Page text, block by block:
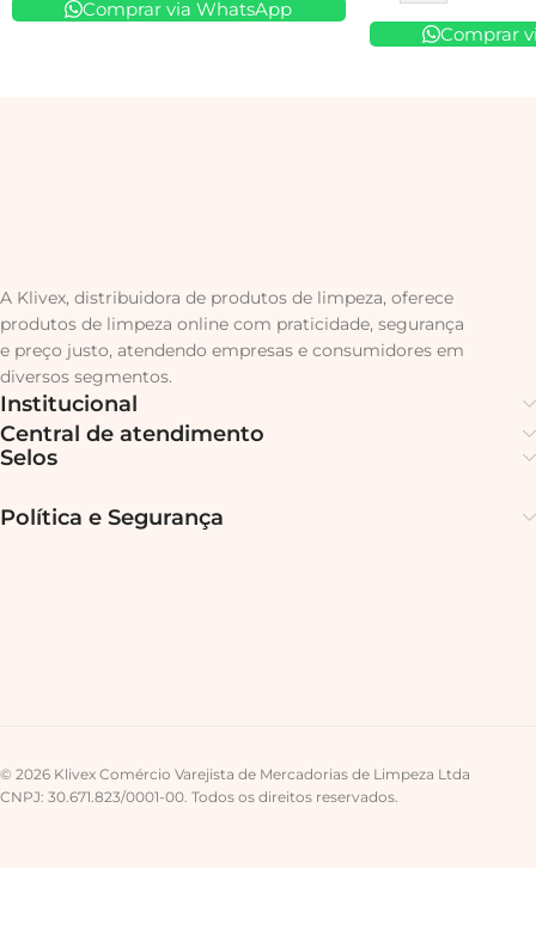
Comprar via WhatsApp
Comprar
A Klivex, distribuidora de produtos de limpeza, oferece
produtos de limpeza online com praticidade, segurança
e preço justo, atendendo empresas e consumidores em
diversos segmentos.
Institucional
Central de atendimento
Selos
Política e Segurança
© 2026 Klivex Comércio Varejista de Mercadorias de Limpeza Ltda
CNPJ: 30.671.823/0001-00. Todos os direitos reservados.